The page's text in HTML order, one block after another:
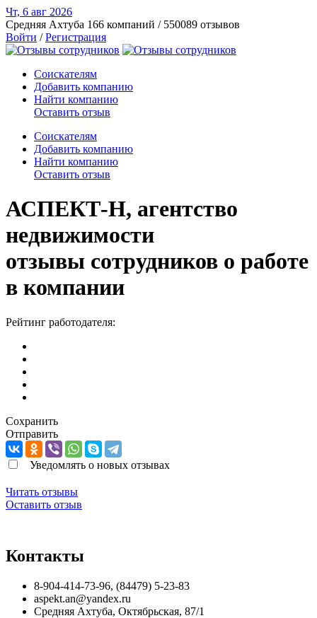
Чт, 6 авг 2026
Средняя Ахтуба 166 компаний / 550089 отзывов
Войти /Регистрация
Соискателям
Добавить компанию
Найти компанию
Оставить отзыв
Соискателям
Добавить компанию
Найти компанию
Оставить отзыв
АСПЕКТ-Н, агентство
недвижимости
отзывы сотрудников о работе
в компании
Рейтинг работодателя:
Сохранить
Отправить
Уведомлять о новых отзывах
Читать отзывы
Оставить отзыв
Контакты
8-904-414-73-96, (84479) 5-23-83
aspekt.an@yandex.ru
Средняя Ахтуба, Октябрьская, 87/1